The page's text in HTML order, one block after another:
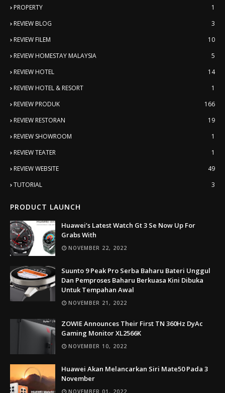
PROPERTY
1
REVIEW BLOG
3
REVIEW FILEM
10
REVIEW HOMESTAY MALAYSIA
5
REVIEW HOTEL
14
REVIEW HOTEL & RESORT
1
REVIEW PRODUK
166
REVIEW RESTORAN
19
REVIEW SHOWROOM
1
REVIEW TEATER
1
REVIEW WEBSITE
49
TUTORIAL
3
PRODUCT LAUNCH
Huawei’s Latest Watch Gt 3 Se Now Up For
Grabs With
NOVEMBER 22, 2022
Suunto 9 Peak Pro Serba Baharu Bateri Unggul
Dan Pemproses Baharu Berkuasa Kini Dibuka
Untuk Tempahan Awal
NOVEMBER 21, 2022
ZOWIE Announces Their First TN 360Hz DyAc
Gaming Monitor XL2566K
NOVEMBER 10, 2022
Huawei Akan Melancarkan Siri Mate50 Pada 3
November
NOVEMBER 01, 2022